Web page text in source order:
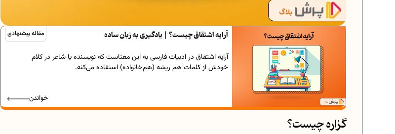
مقاله پیشنهادی آرایه اشتقاق چیست؟ | یادگیری به زبان ساده
آرایه اشتقاق در ادبیات فارسی به این معناست که نویسنده یا شاعر در کلام
خودش از کلمات هم ریشه (هم‌خانواده) استفاده می‌کنه.
خواندن
گزاره چیست؟